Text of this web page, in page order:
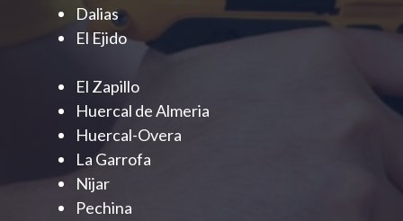
Dalias
El Ejido
El Zapillo
Huercal de Almeria
Huercal-Overa
La Garrofa
Nijar
Pechina